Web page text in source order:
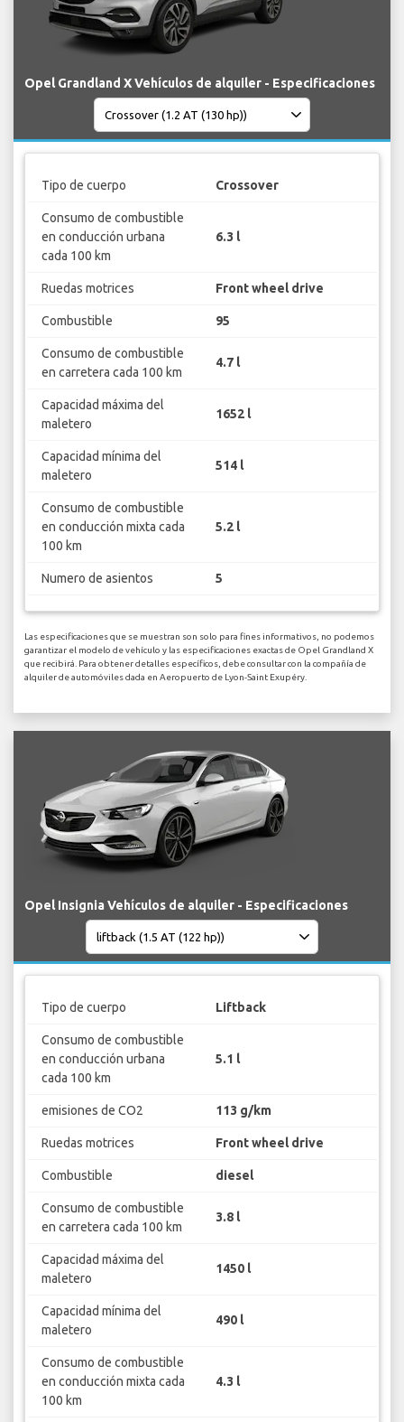
Opel Grandland X Vehículos de alquiler - Especificaciones
Tipo de cuerpo Crossover
Consumo de combustible
en conducción urbana
cada 100 km
6.3 l
Ruedas motrices Front wheel drive
Combustible 95
Consumo de combustible
en carretera cada 100 km
4.7 l
Capacidad máxima del
maletero
1652 l
Capacidad mínima del
maletero
514 l
Consumo de combustible
en conducción mixta cada
100 km
5.2 l
Numero de asientos 5
Las especificaciones que se muestran son solo para fines informativos, no podemos
garantizar el modelo de vehículo y las especificaciones exactas de Opel Grandland X
que recibirá. Para obtener detalles específicos, debe consultar con la compañía de
alquiler de automóviles dada en Aeropuerto de Lyon-Saint Exupéry.
Opel Insignia Vehículos de alquiler - Especificaciones
Tipo de cuerpo Liftback
Consumo de combustible
en conducción urbana
cada 100 km
5.1 l
emisiones de CO2 113 g/km
Ruedas motrices Front wheel drive
Combustible diesel
Consumo de combustible
en carretera cada 100 km
3.8 l
Capacidad máxima del
maletero
1450 l
Capacidad mínima del
maletero
490 l
Consumo de combustible
en conducción mixta cada
100 km
4.3 l